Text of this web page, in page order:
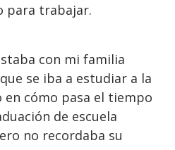
para trabajar.
con mi familia
se iba a estudiar a la
en cómo pasa el tiempo
de escuela
no recordaba su